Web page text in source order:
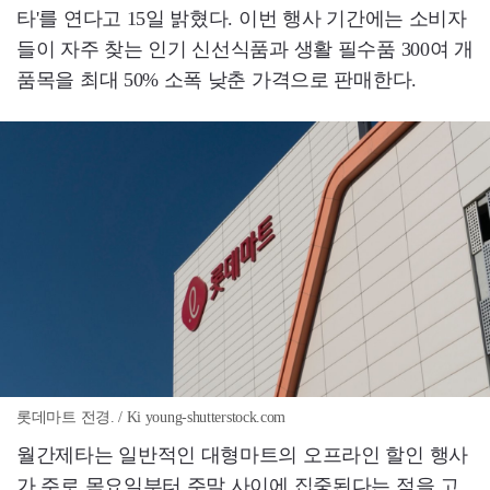
타'를 연다고 15일 밝혔다. 이번 행사 기간에는 소비자
들이 자주 찾는 인기 신선식품과 생활 필수품 300여 개
품목을 최대 50% 소폭 낮춘 가격으로 판매한다.
롯데마트 전경. / Ki young-shutterstock.com
월간제타는 일반적인 대형마트의 오프라인 할인 행사